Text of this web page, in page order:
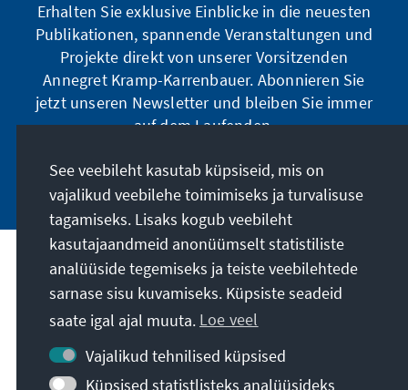
Erhalten Sie exklusive Einblicke in die neuesten
Publikationen, spannende Veranstaltungen und
Projekte direkt von unserer Vorsitzenden
Annegret Kramp-Karrenbauer. Abonnieren Sie
jetzt unseren Newsletter und bleiben Sie immer
auf dem Laufenden.
Jetzt abonnieren
Meie missioon
Kontakt
Veel pakkumisi
See veebileht kasutab küpsiseid, mis on
vajalikud veebilehe toimimiseks ja turvalisuse
tagamiseks. Lisaks kogub veebileht
kasutajaandmeid anonüümselt statistiliste
analüüside tegemiseks ja teiste veebilehtede
sarnase sisu kuvamiseks. Küpsiste seadeid
saate igal ajal muuta. Loe veel
Vajalikud tehnilised küpsised
Küpsised statistlisteks analüüsideks